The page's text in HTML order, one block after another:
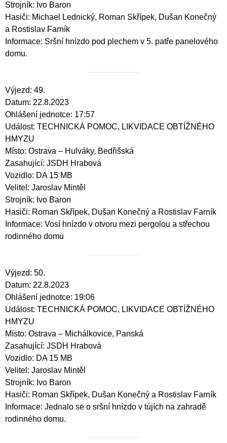
Strojník: Ivo Baron
Hasiči: Michael Lednický, Roman Skřípek, Dušan Konečný
a Rostislav Farník
Informace: Sršní hnízdo pod plechem v 5. patře panelového
domu.
Výjezd: 49.
Datum: 22.8.2023
Ohlášení jednotce: 17:57
Událost: TECHNICKÁ POMOC, LIKVIDACE OBTÍŽNÉHO
HMYZU
Místo: Ostrava – Hulváky, Bedřišská
Zasahující: JSDH Hrabová
Vozidlo: DA 15 MB
Velitel: Jaroslav Mintěl
Strojník: Ivo Baron
Hasiči: Roman Skřípek, Dušan Konečný a Rostislav Farník
Informace: Vosí hnízdo v otvoru mezi pergolou a střechou
rodinného domu
Výjezd: 50.
Datum: 22.8.2023
Ohlášení jednotce: 19:06
Událost: TECHNICKÁ POMOC, LIKVIDACE OBTÍŽNÉHO
HMYZU
Místo: Ostrava – Michálkovice, Panská
Zasahující: JSDH Hrabová
Vozidlo: DA 15 MB
Velitel: Jaroslav Mintěl
Strojník: Ivo Baron
Hasiči: Roman Skřípek, Dušan Konečný a Rostislav Farník
Informace: Jednalo se o sršní hnízdo v tújích na zahradě
rodinného domu.